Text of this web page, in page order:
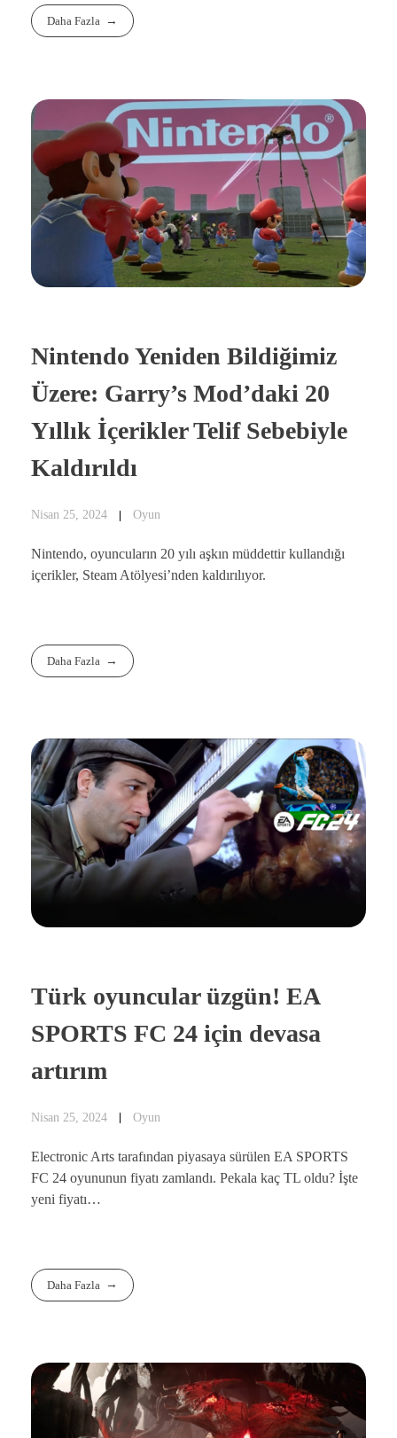
Daha Fazla
Nintendo Yeniden Bildiğimiz
Üzere: Garry’s Mod’daki 20
Yıllık İçerikler Telif Sebebiyle
Kaldırıldı
Nisan 25, 2024 Oyun
Nintendo, oyuncuların 20 yılı aşkın müddettir kullandığı
içerikler, Steam Atölyesi’nden kaldırılıyor.
Daha Fazla
Türk oyuncular üzgün! EA
SPORTS FC 24 için devasa
artırım
Nisan 25, 2024 Oyun
Electronic Arts tarafından piyasaya sürülen EA SPORTS
FC 24 oyununun fiyatı zamlandı. Pekala kaç TL oldu? İşte
yeni fiyatı…
Daha Fazla